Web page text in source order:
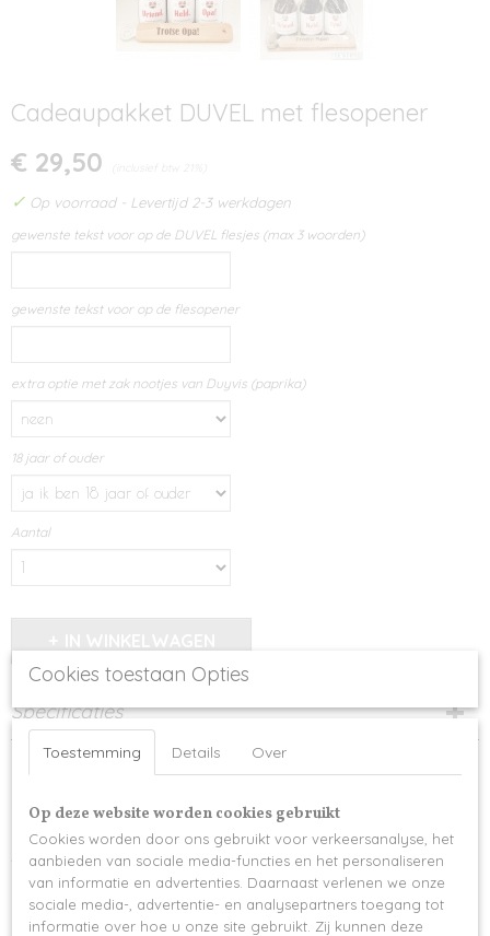
Cadeaupakket DUVEL met flesopener
€ 29,50 (inclusief btw 21%)
✓ Op voorraad - Levertijd 2-3 werkdagen
gewenste tekst voor op de DUVEL flesjes (max 3 woorden)
gewenste tekst voor op de flesopener
extra optie met zak nootjes van Duyvis (paprika)
18 jaar of ouder
Aantal
Specificaties
Productcode
510-12090
Omschrijving
gepersonaliseerd naar wens
Afmeting flesopener: L 25,3 CM x B 4,8 CM x D 1,5 CM
Kleur tekst op de flesopener is staandaard bruin
Extra optie: zakjes nootjes -> meerprijs
Cookies toestaan Opties
Toestemming Details Over
Op deze website worden cookies gebruikt
Cookies worden door ons gebruikt voor verkeersanalyse, het
aanbieden van sociale media-functies en het personaliseren
van informatie en advertenties. Daarnaast verlenen we onze
sociale media-, advertentie- en analysepartners toegang tot
informatie over hoe u onze site gebruikt. Zij kunnen deze